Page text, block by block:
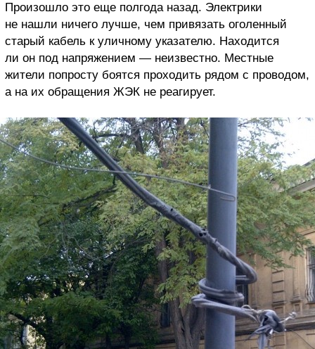
Произошло это еще полгода назад. Электрики
не нашли ничего лучше, чем привязать оголенный
старый кабель к уличному указателю. Находится
ли он под напряжением — неизвестно. Местные
жители попросту боятся проходить рядом с проводом,
а на их обращения ЖЭК не реагирует.